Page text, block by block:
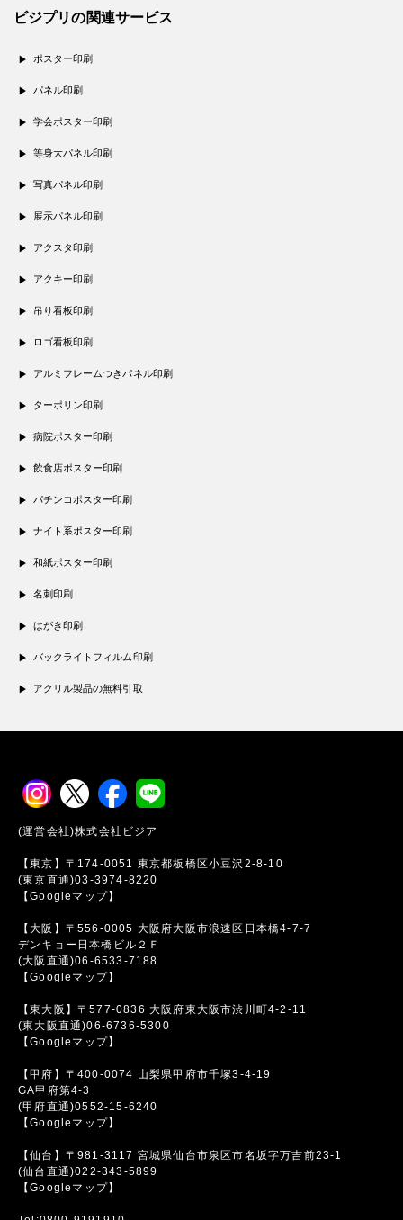
ビジプリの関連サービス
ポスター印刷
パネル印刷
学会ポスター印刷
等身大パネル印刷
写真パネル印刷
展示パネル印刷
アクスタ印刷
アクキー印刷
吊り看板印刷
ロゴ看板印刷
アルミフレームつきパネル印刷
ターポリン印刷
病院ポスター印刷
飲食店ポスター印刷
パチンコポスター印刷
ナイト系ポスター印刷
和紙ポスター印刷
名刺印刷
はがき印刷
バックライトフィルム印刷
アクリル製品の無料引取
(運営会社)株式会社ビジア
【東京】〒174-0051 東京都板橋区小豆沢2-8-10
(東京直通)03-3974-8220
【Googleマップ】
【大阪】〒556-0005 大阪府大阪市浪速区日本橋4-7-7
デンキョー日本橋ビル２Ｆ
(大阪直通)06-6533-7188
【Googleマップ】
【東大阪】〒577-0836 大阪府東大阪市渋川町4-2-11
(東大阪直通)06-6736-5300
【Googleマップ】
【甲府】〒400-0074 山梨県甲府市千塚3-4-19
GA甲府第4-3
(甲府直通)0552-15-6240
【Googleマップ】
【仙台】〒981-3117 宮城県仙台市泉区市名坂字万吉前23-1
(仙台直通)022-343-5899
【Googleマップ】